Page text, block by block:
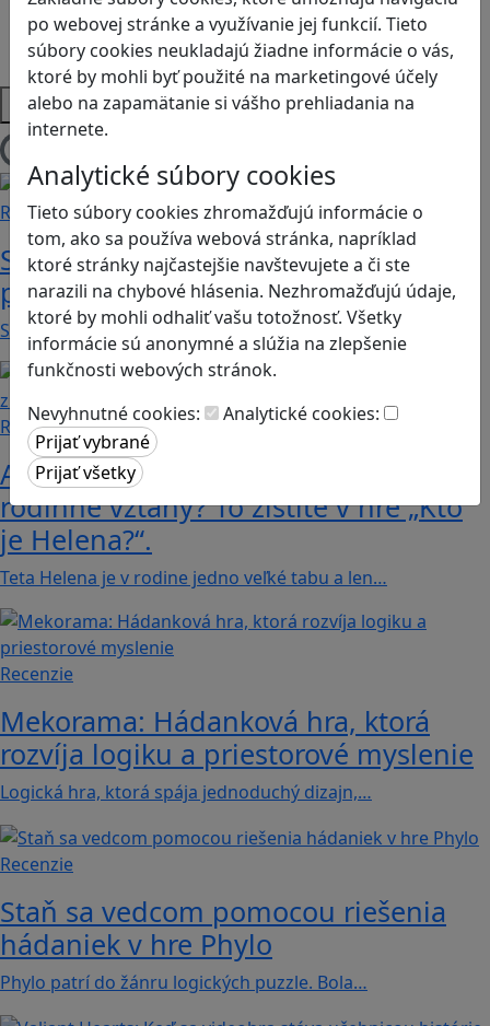
po webovej stránke a využívanie jej funkcií. Tieto
súbory cookies neukladajú žiadne informácie o vás,
ktoré by mohli byť použité na marketingové účely
alebo na zapamätanie si vášho prehliadania na
internete.
Analytické súbory cookies
Tieto súbory cookies zhromažďujú informácie o
tom, ako sa používa webová stránka, napríklad
ktoré stránky najčastejšie navštevujete a či ste
narazili na chybové hlásenia. Nezhromažďujú údaje,
ktoré by mohli odhaliť vašu totožnosť. Všetky
informácie sú anonymné a slúžia na zlepšenie
funkčnosti webových stránok.
Nevyhnutné cookies:
Analytické cookies:
Strategické myslenie
Zdravie a pohyb
Platformy
Recenzie
Supermarket Together: vyskúšajte si
prácu v obchode
Supermarket Together je simulačná hra, v ktorej…
Recenzie
Ako ovplyvnil komunistický režim
rodinné vzťahy? To zistíte v hre „Kto
je Helena?“.
Teta Helena je v rodine jedno veľké tabu a len…
Recenzie
Mekorama: Hádanková hra, ktorá
rozvíja logiku a priestorové myslenie
Logická hra, ktorá spája jednoduchý dizajn,…
Recenzie
Staň sa vedcom pomocou riešenia
hádaniek v hre Phylo
Phylo patrí do žánru logických puzzle. Bola…